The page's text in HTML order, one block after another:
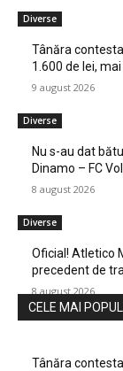
Diverse
Tânăra
1.600 de lei,
9 august 2026
Diverse
Nu s-au dat
Dinamo – FC
8 august 2026
Diverse
Oficial! Atletico
precedent de
8 august 2026
CELE MAI
Tânăra